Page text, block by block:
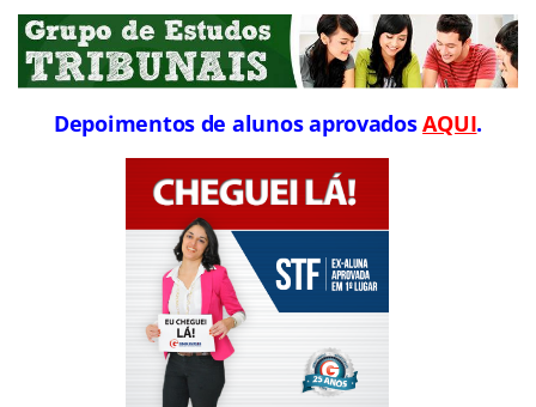
Depoimentos de alunos aprovadosAQUI.